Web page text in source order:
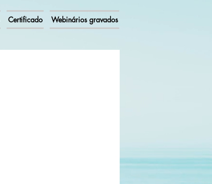
Certificado Webinários gravados